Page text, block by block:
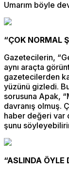
Umarım böyle
“ÇOK NORMAL
Gazetecilerin,
aynı araçta
gazetecilerden
yüzünü gizledi.
sorusuna Apak,
davranış olmuş.
haber değeri var
şunu
“ASLINDA ÖYLE